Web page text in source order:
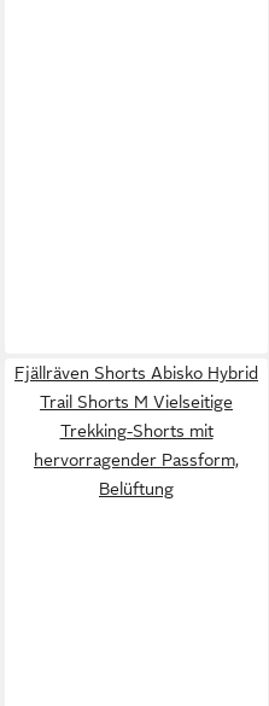
Fjällräven Shorts Abisko Hybrid
Trail Shorts M Vielseitige
Trekking-Shorts mit
hervorragender Passform,
Belüftung